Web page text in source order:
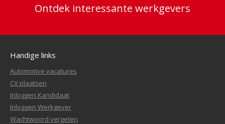
Ontdek interessante werkgevers
Handige links
Automotive vacatures
CV plaatsen
Inloggen Kandidaat
Inloggen Werkgever
Wachtwoord vergeten